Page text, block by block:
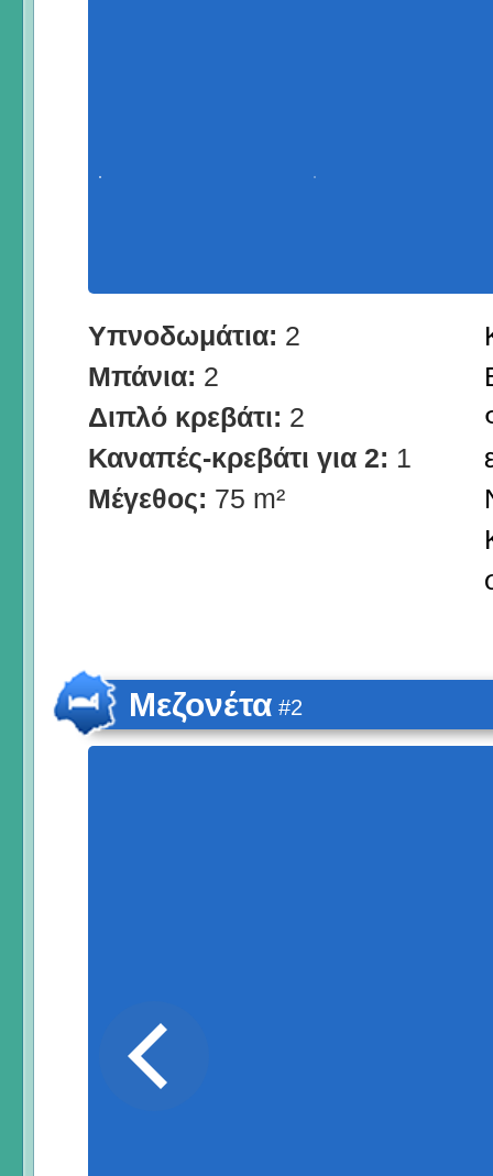
Υπνοδωμάτια: 2
Μπάνια: 2
Διπλό κρεβάτι: 2
Καναπές-κρεβάτι για 2: 1
Μέγεθος: 75 m²
Μεζονέτα #2